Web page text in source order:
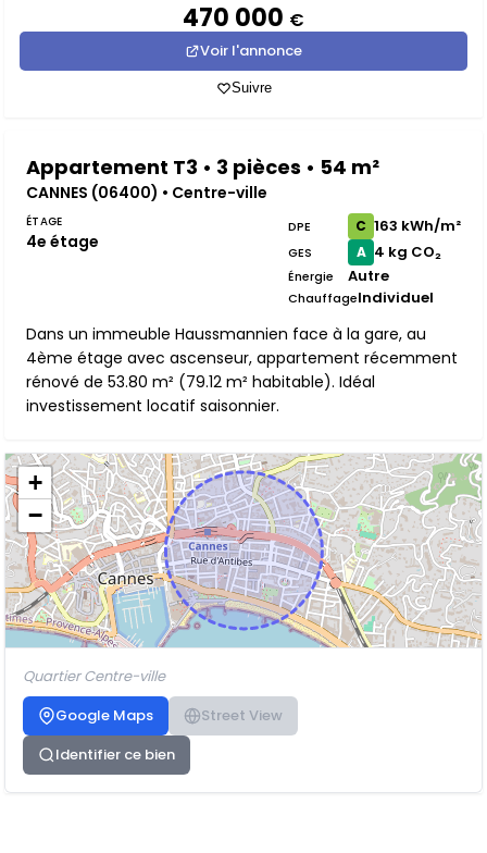
470 000 €
Voir l'annonce
Suivre
Appartement T3 • 3 pièces • 54 m²
CANNES (06400) • Centre-ville
ÉTAGE
4e étage
DPE C 163 kWh/m²
GES A 4 kg CO₂
Énergie Autre
ChauffageIndividuel
Dans un immeuble Haussmannien face à la gare, au
4ème étage avec ascenseur, appartement récemment
rénové de 53.80 m² (79.12 m² habitable). Idéal
investissement locatif saisonnier.
+
−
Quartier Centre-ville
Google Maps
Street View
Identifier ce bien